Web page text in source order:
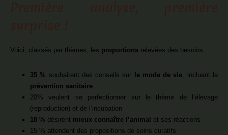
Voici, classés par thèmes, les proportions relevées des besoins :
35 % souhaitent des conseils sur le mode de vie , incluant la
prévention sanitaire
20% veulent se perfectionner sur le thème de l’élevage
(reproduction) et de l’incubation
18 % désirent mieux connaître l’animal et ses réactions
15 % attendent des propositions de soins curatifs